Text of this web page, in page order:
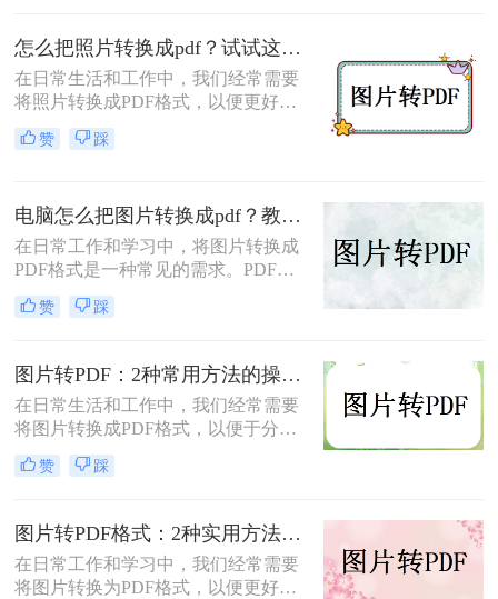
和适用场景，您可以根据自己的需求
选择最合适的方式。
怎么把照片转换成pdf？试试这三个转换方法！
在日常生活和工作中，我们经常需要
将照片转换成PDF格式，以便更好地
进行分享、存储或打印。那么怎么把
照片转换成pdf呢？本文将介绍三种将
赞 踩
电脑怎么把图片转换成pdf？教你4种简单的方法！
在日常工作和学习中，将图片转换成
PDF格式是一种常见的需求。PDF格
式具有支持矢量图形、打印格式不走
样、兼容性高、体积小以及支持批注
格式。那么电脑怎么把图片转换成pdf
呢？本文将介绍四种常见的图片转
PDF的方法。
赞 踩
图片转PDF：2种常用方法的操作步骤和格式保留设置！
在日常生活和工作中，我们经常需要
将图片转换成PDF格式，以便于分
享、打印或存档。那么如何把图片转
换成PDF呢？本文将介绍两种常用的
赞 踩
图片转PDF格式：2种实用方法的关键参数和输出质量对比！
在日常工作和学习中，我们经常需要
将图片转换为PDF格式，以便更好地